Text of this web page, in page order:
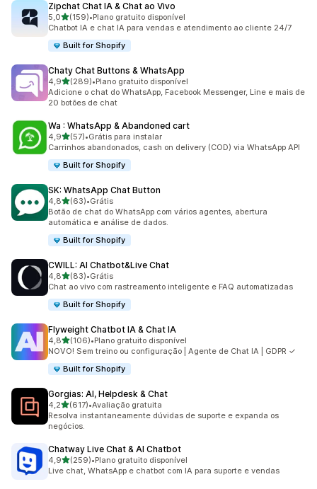
Zipchat Chat IA & Chat ao Vivo
5,0de 5 estrelas
(159)
159 avaliações ao todo
•Plano gratuito disponível
Chatbot IA e chat IA para vendas e atendimento ao cliente 24/7
Built for Shopify
Chaty Chat Buttons & WhatsApp
4,9de 5 estrelas
(289)
289 avaliações ao todo
•Plano gratuito disponível
Adicione o chat do WhatsApp, Facebook Messenger, Line e mais de
20 botões de chat
Wa : WhatsApp & Abandoned cart
4,9de 5 estrelas
(57)
57 avaliações ao todo
•Grátis para instalar
Carrinhos abandonados, cash on delivery (COD) via WhatsApp API
Built for Shopify
SK: WhatsApp Chat Button
4,8de 5 estrelas
(63)
63 avaliações ao todo
•Grátis
Botão de chat do WhatsApp com vários agentes, abertura
automática e análise de dados.
Built for Shopify
CWILL: AI Chatbot&Live Chat
4,8de 5 estrelas
(83)
83 avaliações ao todo
•Grátis
Chat ao vivo com rastreamento inteligente e FAQ automatizadas
Built for Shopify
Flyweight Chatbot IA & Chat IA
4,8de 5 estrelas
(106)
106 avaliações ao todo
•Plano gratuito disponível
NOVO! Sem treino ou configuração | Agente de Chat IA | GDPR ✓
Built for Shopify
Gorgias: AI, Helpdesk & Chat
4,2de 5 estrelas
(617)
617 avaliações ao todo
•Avaliação gratuita
Resolva instantaneamente dúvidas de suporte e expanda os
negócios.
Chatway Live Chat & AI Chatbot
4,9de 5 estrelas
(259)
259 avaliações ao todo
•Plano gratuito disponível
Live chat, WhatsApp e chatbot com IA para suporte e vendas